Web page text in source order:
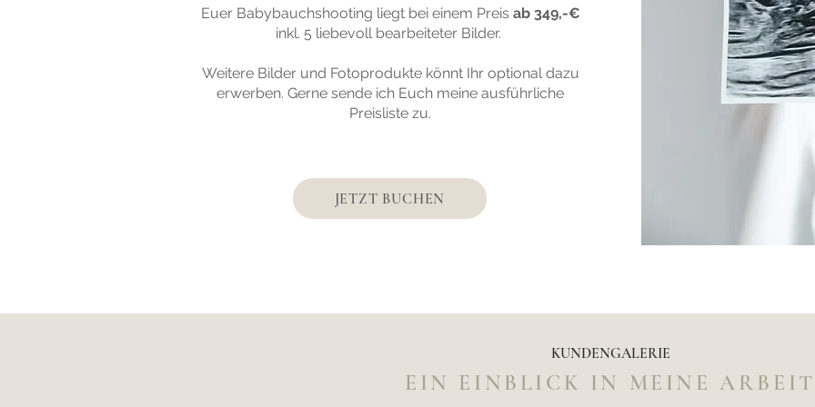
Euer Babybauchshooting liegt bei einem Preis ab 349,-€
inkl. 5 liebevoll bearbeiteter Bilder.
Weitere Bilder und Fotoprodukte könnt Ihr optional dazu
erwerben. Gerne sende ich Euch meine ausführliche
Preisliste zu.
JETZT BUCHEN
KUNDENGALERIE
EIN EINBLICK IN MEINE ARBEIT